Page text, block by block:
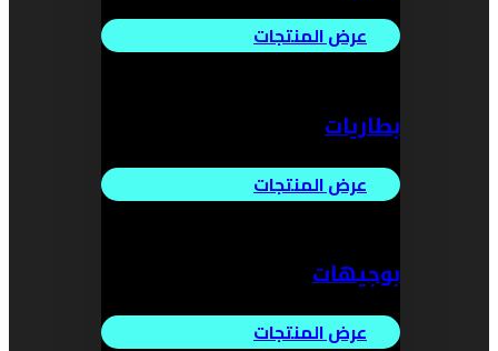
عرض المنتجات
بطاريات
عرض المنتجات
بوجيهات
عرض المنتجات